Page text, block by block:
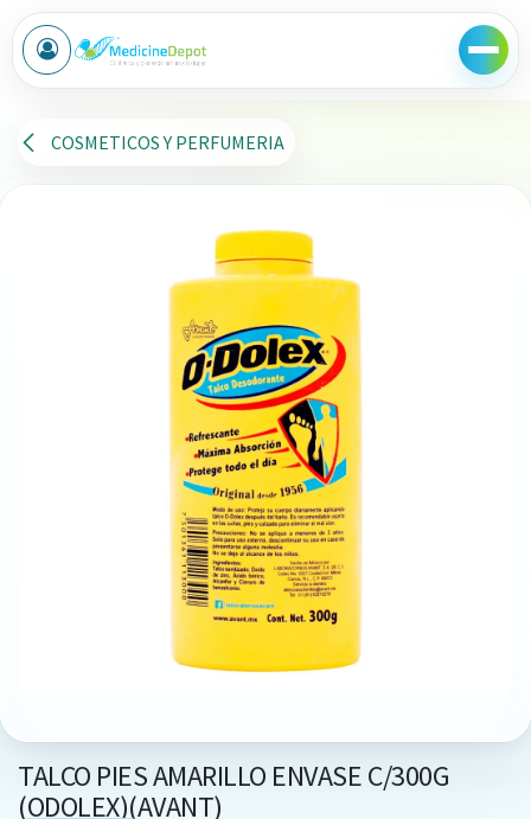
Ir al contenido
COSMETICOS Y PERFUMERIA
TALCO PIES AMARILLO ENVASE C/300G
(ODOLEX)(AVANT)